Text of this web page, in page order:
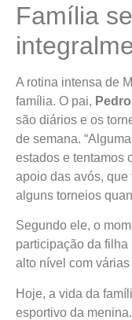
Família
A rotina intensa de
família. O pai,
são diários e os
de semana.
estados e tentamos
apoio das avós,
alguns torneios
Segundo ele, o
participação da filha
alto nível com
Hoje, a vida da
esportivo da